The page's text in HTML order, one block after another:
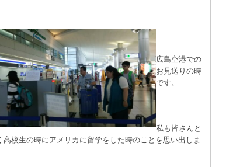
広島空港での
お見送りの時
です。
私も皆さんと
高校生の時にアメリカに留学をした時のことを思い出しま